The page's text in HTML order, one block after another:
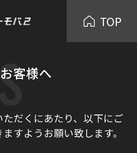
TOP
客様へ
だくにあたり、以下にご
すようお願い致します。